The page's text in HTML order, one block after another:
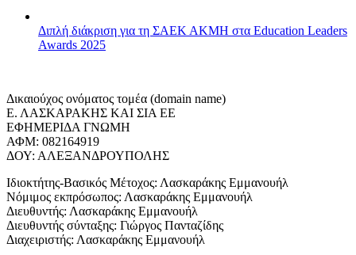
Διπλή διάκριση για τη ΣΑΕΚ ΑΚΜΗ στα Education Leaders
Awards 2025
Δικαιούχος ονόματος τομέα (domain name)
Ε. ΛΑΣΚΑΡΑΚΗΣ ΚΑΙ ΣΙΑ ΕΕ
ΕΦΗΜΕΡΙΔΑ ΓΝΩΜΗ
ΑΦΜ: 082164919
ΔΟΥ: ΑΛΕΞΑΝΔΡΟΥΠΟΛΗΣ
Ιδιοκτήτης-Βασικός Μέτοχος: Λασκαράκης Εμμανουήλ
Νόμιμος εκπρόσωπος: Λασκαράκης Εμμανουήλ
Διευθυντής: Λασκαράκης Εμμανουήλ
Διευθυντής σύνταξης: Γιώργος Πανταζίδης
Διαχειριστής: Λασκαράκης Εμμανουήλ